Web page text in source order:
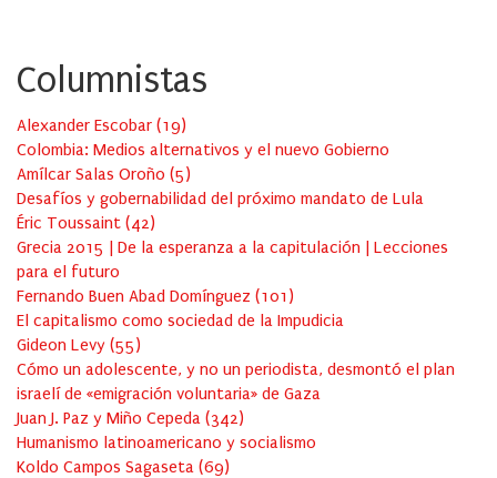
Columnistas
Alexander Escobar (19)
Colombia: Medios alternativos y el nuevo Gobierno
Amílcar Salas Oroño (5)
Desafíos y gobernabilidad del próximo mandato de Lula
Éric Toussaint (42)
Grecia 2015 | De la esperanza a la capitulación | Lecciones
para el futuro
Fernando Buen Abad Domínguez (101 )
El capitalismo como sociedad de la Impudicia
Gideon Levy (55)
Cómo un adolescente, y no un periodista, desmontó el plan
israelí de «emigración voluntaria» de Gaza
Juan J. Paz y Miño Cepeda (342)
Humanismo latinoamericano y socialismo
Koldo Campos Sagaseta (69)